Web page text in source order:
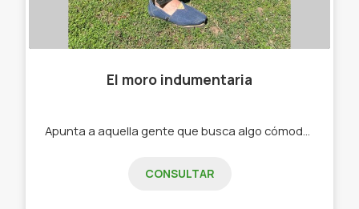
El moro indumentaria
CONSULTAR